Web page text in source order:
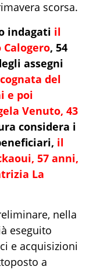
scorsa.
indagati il
Calogero, 54
assegni
del
e poi
Venuto, 43
considera i
il
57 anni,
La
nella
eseguito
e acquisizioni
a